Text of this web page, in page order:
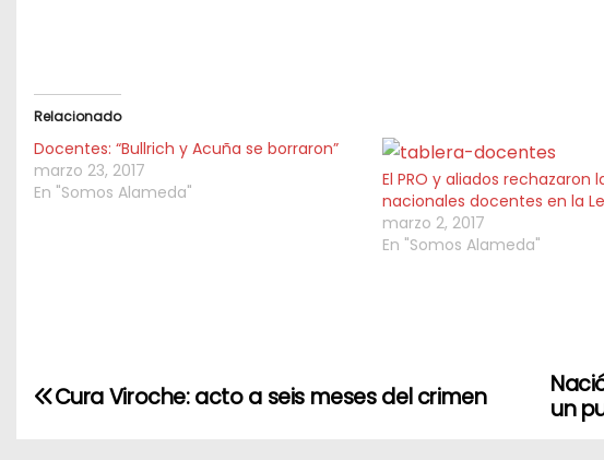
Relacionado
Docentes: “Bullrich y Acuña se borraron”
marzo 23, 2017
En "Somos Alameda"
El PRO y aliados rechazaron
nacionales docentes en la
marzo 2, 2017
En "Somos Alameda"
N
un
Cura Viroche: acto a seis meses del crimen